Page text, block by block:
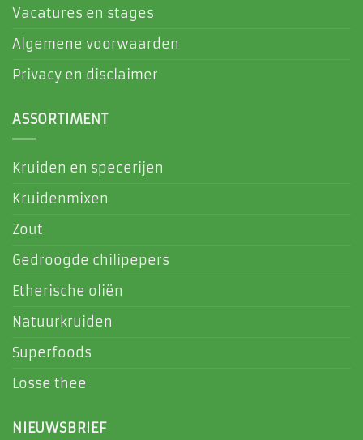
Vacatures en stages
Algemene voorwaarden
Privacy en disclaimer
ASSORTIMENT
Kruiden en specerijen
Kruidenmixen
Zout
Gedroogde chilipepers
Etherische oliën
Natuurkruiden
Superfoods
Losse thee
NIEUWSBRIEF